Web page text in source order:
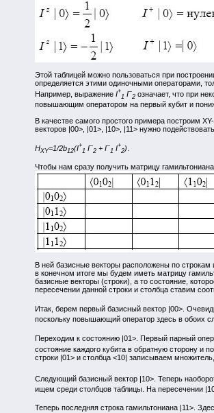
Этой таблицей можно пользоваться при
определяется этими одиночными операторами,
Например, выражение I+
1 I–
2означает, что при
повышающим оператором на первый кубит и
В качестве самого простого примера построим
векторов |00>, |01>, |10>, |11> нужно
HXY=1/2b12(I+
1 I–
2+ I–
1 I+
2)
Чтобы нам сразу получить матрицу
В ней базисные векторы расположены по строкам
в конечном итоге мы будем иметь матрицу
базисные векторы (строки), а то состояние,
пересечении данной строки и столбца ставим
Итак, берем первый базисный вектор |00>.
поскольку повышающий оператор здесь в обоих
Переходим к состоянию |01>. Первый парный
состояние каждого кубита в обратную сторону и
строки |01> и столбца <10| записываем
Следующий базисный вектор |10>. Теперь
ищем среди столбцов таблицы. На пересечении
Теперь последняя строка гамильтониана |11>.